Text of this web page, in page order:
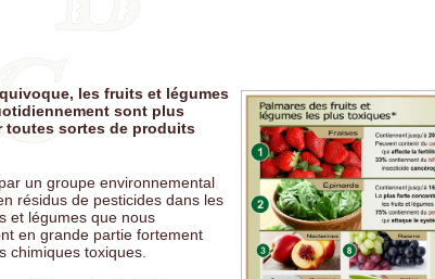
est-il bon ou mauvais pour la santé?
ses suppléments de multivitamines et de minéraux?
miracle pour la relaxation, souvent négligé
céréales raffinées, sucre blanc: calories vides ou poisons lents
santé pour gérer sa glycémie?
les fruits et légumes
sont plus
toutes sortes de produits
un groupe environnemental
résidus de pesticides dans les
et légumes que nous
en grande partie fortement
chimiques toxiques.